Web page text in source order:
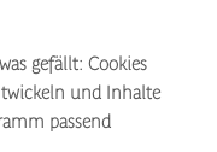
gefällt: Cookies
und Inhalte
passend